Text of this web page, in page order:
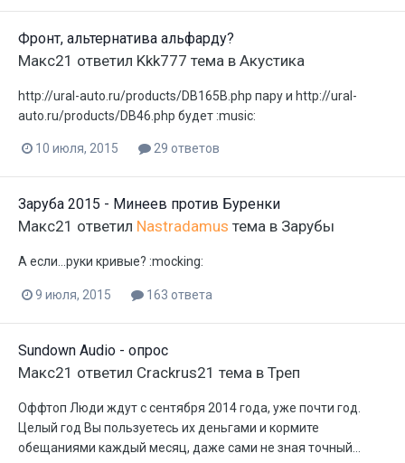
Фронт, альтернатива альфарду?
Макс21 ответил Kkk777 тема в Акустика
http://ural-auto.ru/products/DB165B.php пару и http://ural-
auto.ru/products/DB46.php будет :music:
10 июля, 2015 29 ответов
Заруба 2015 - Минеев против Буренки
Макс21 ответил Nastradamus тема в Зарубы
А если...руки кривые? :mocking:
9 июля, 2015 163 ответа
Sundown Audio - опрос
Макс21 ответил Crackrus21 тема в Треп
Оффтоп Люди ждут с сентября 2014 года, уже почти год.
Целый год Вы пользуетесь их деньгами и кормите
обещаниями каждый месяц, даже сами не зная точный...